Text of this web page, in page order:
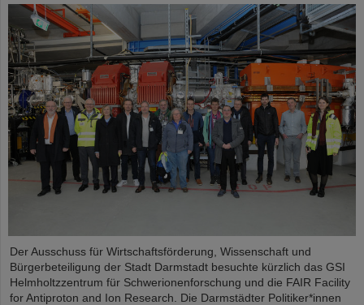
Der Ausschuss für Wirtschaftsförderung, Wissenschaft und
Bürgerbeteiligung der Stadt Darmstadt besuchte kürzlich das GSI
Helmholtzzentrum für Schwerionenforschung und die FAIR Facility
for Antiproton and Ion Research. Die Darmstädter Politiker*innen